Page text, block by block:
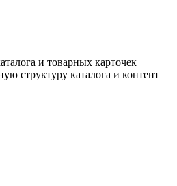
и товарных карточек
структуру каталога и контент